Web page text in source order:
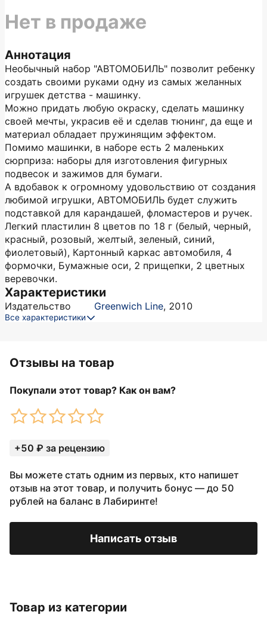
Аннотация
Необычный набор "АВТОМОБИЛЬ" позволит ребенку
создать своими руками одну из самых желанных
игрушек детства - машинку.
Можно придать любую окраску, сделать машинку
своей мечты, украсив её и сделав тюнинг, да еще и
материал обладает пружинящим эффектом.
Помимо машинки, в наборе есть 2 маленьких
сюрприза: наборы для изготовления фигурных
подвесок и зажимов для бумаги.
А вдобавок к огромному удовольствию от создания
любимой игрушки, АВТОМОБИЛЬ будет служить
подставкой для карандашей, фломастеров и ручек.
Легкий пластилин 8 цветов по 18 г (белый, черный,
красный, розовый, желтый, зеленый, синий,
фиолетовый), Картонный каркас автомобиля, 4
формочки, Бумажные оси, 2 прищепки, 2 цветных
веревочки.
Характеристики
Издательство Greenwich Line, 2010
Все характеристики
Нет в продаже
Отзывы на товар
Покупали этот товар? Как он вам?
+50 ₽ за рецензию
Вы можете стать одним из первых, кто напишет
отзыв на этот товар, и получить бонус — до 50
рублей на баланс в Лабиринте!
Написать отзыв
Товар из категории